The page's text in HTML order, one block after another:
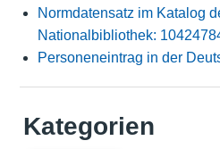
Normdatensatz im Katalog
Nationalbibliothek:
Personeneintrag in der
Kategorien